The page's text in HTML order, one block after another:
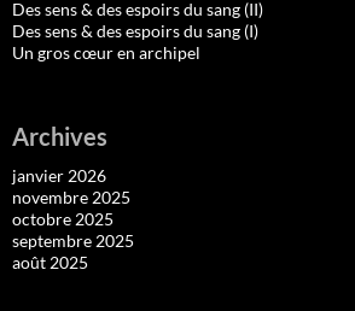
Des sens & des espoirs du sang (II)
Des sens & des espoirs du sang (I)
Un gros cœur en archipel
Archives
janvier 2026
novembre 2025
octobre 2025
septembre 2025
août 2025